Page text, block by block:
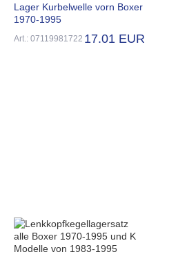
Lager Kurbelwelle vorn Boxer
1970-1995
Art.: 07119981722 17.01 EUR